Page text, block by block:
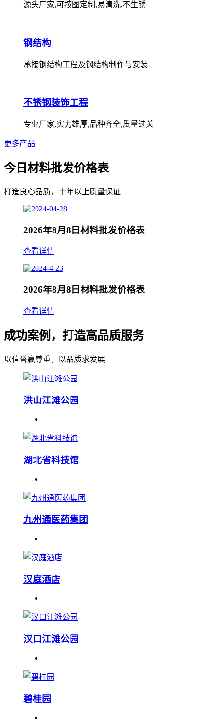
源头厂家,可按图定制,易清洗,不生锈
钢结构
承接钢结构工程及钢结构制作与安装
不锈钢装饰工程
专业厂家,实力雄厚,品种齐全,质量过关
更多产品
今日材料批发价格表
打造良心品质，十年以上质量保证
2026年8月8日材料批发价格表
查看详情
2026年8月8日材料批发价格表
查看详情
成功案例，打造高品质服务
以信誉赢尊重，以品质求发展
洪山江滩公园
湖北省科技馆
九州通医药集团
汉庭酒店
汉口江滩公园
碧桂园